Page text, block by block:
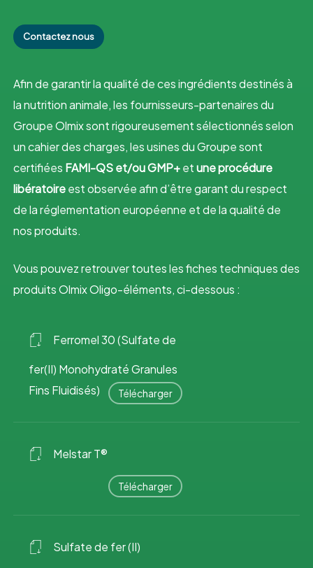
Contactez nous
Afin de garantir la qualité de ces ingrédients destinés à
la nutrition animale, les fournisseurs-partenaires du
Groupe Olmix sont rigoureusement sélectionnés selon
un cahier des charges, les usines du Groupe sont
certifiées FAMI-QS et/ou GMP+etune procédure
libératoireest observée afin d’être garant du respect
de la réglementation européenne et de la qualité de
nos produits.
Vous pouvez retrouver toutes les fiches techniques des
produits Olmix Oligo-éléments, ci-dessous :
Ferromel 30 (Sulfate de
fer(II) Monohydraté Granules
Fins Fluidisés)
Télécharger
Melstar T®
Télécharger
Sulfate de fer (II)